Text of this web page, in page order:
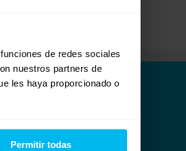
de redes sociales
nuestros partners de
les haya proporcionado o
Permitir todas